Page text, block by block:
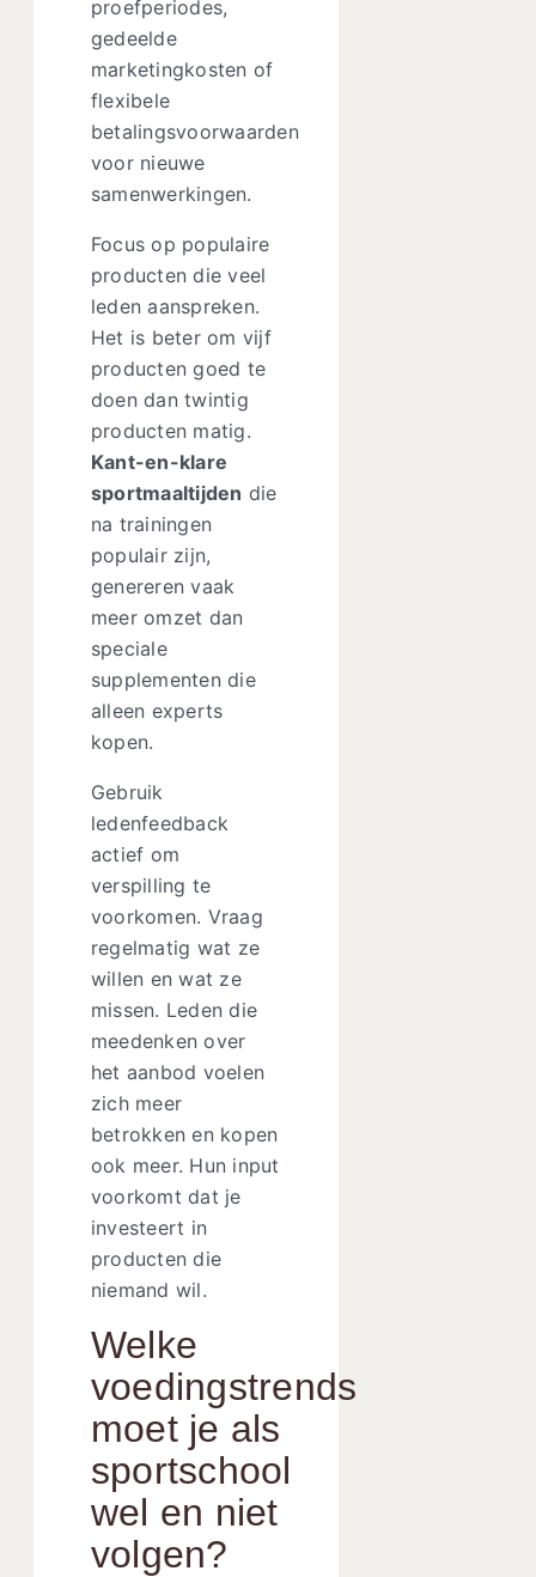
proefperiodes,
gedeelde
marketingkosten of
flexibele
betalingsvoorwaarden
voor nieuwe
samenwerkingen.
Focus op populaire
producten die veel
leden aanspreken.
Het is beter om vijf
producten goed te
doen dan twintig
producten matig.
Kant-en-klare
sportmaaltijden die
na trainingen
populair zijn,
genereren vaak
meer omzet dan
speciale
supplementen die
alleen experts
kopen.
Gebruik
ledenfeedback
actief om
verspilling te
voorkomen. Vraag
regelmatig wat ze
willen en wat ze
missen. Leden die
meedenken over
het aanbod voelen
zich meer
betrokken en kopen
ook meer. Hun input
voorkomt dat je
investeert in
producten die
niemand wil.
Welke
voedingstrends
moet je als
sportschool
wel en niet
volgen?